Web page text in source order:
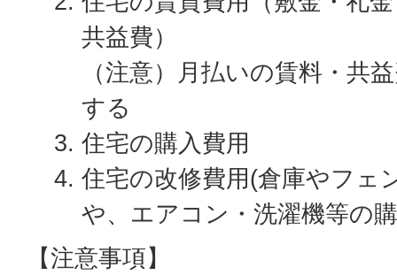
共益費）
（注意）月払いの賃料・共
する
住宅の購入費用
住宅の改修費用(倉庫やフェ
や、エアコン・洗濯機等の
【注意事項】